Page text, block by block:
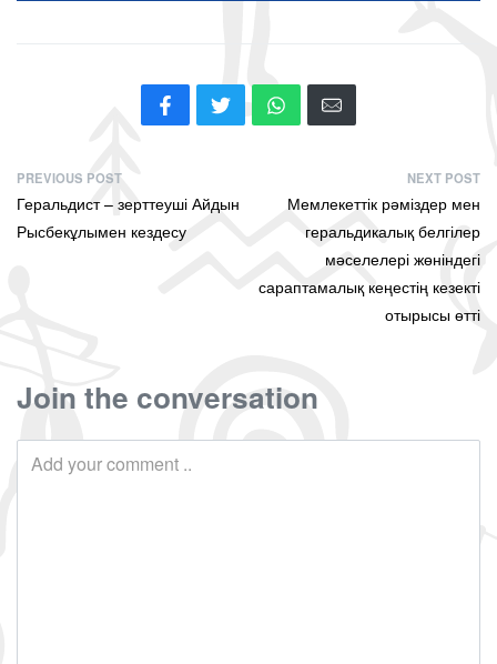
PREVIOUS POST
Геральдист – зерттеуші Айдын
Рысбекұлымен кездесу
NEXT POST
Мемлекеттік рәміздер мен
геральдикалық белгілер
мәселелері жөніндегі
сараптамалық кеңестің кезекті
отырысы өтті
Join the conversation